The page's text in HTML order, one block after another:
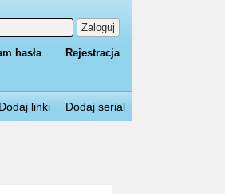
Zaloguj
hasła Rejestracja
Dodaj linki Dodaj serial